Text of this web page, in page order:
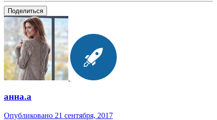
Поделиться
анна.a
Опубликовано 21 сентября, 2017